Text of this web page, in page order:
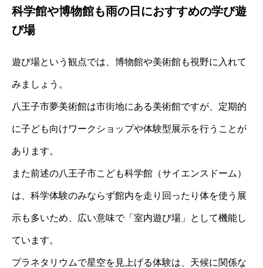
科学館や博物館も雨の日におすすめの学び遊
び場
遊び場という観点では、博物館や美術館も視野に入れて
みましょう。
八王子市夢美術館は市街地にある美術館ですが、定期的
に子ども向けワークショップや体験型展示を行うことが
あります。
また前述の八王子市こども科学館（サイエンスドーム）
は、科学体験のみならず館内を走り回ったり体を使う展
示も多いため、広い意味で「室内遊び場」として機能し
ています。
プラネタリウムで星空を見上げる体験は、天候に関係な